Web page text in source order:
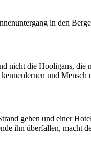
in den
nicht die Hooligans,
und
gehen und einer
ihn überfallen, macht